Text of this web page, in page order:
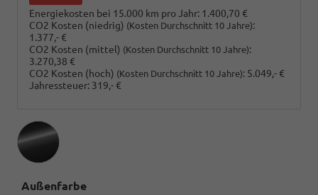
Energiekosten bei 15.000 km pro Jahr: 1.400,70 €
CO2 Kosten (niedrig) (Kosten Durchschnitt 10 Jahre):
1.377,- €
CO2 Kosten (mittel) (Kosten Durchschnitt 10 Jahre):
3.270,38 €
CO2 Kosten (hoch) (Kosten Durchschnitt 10 Jahre): 5.049,- €
Jahressteuer: 319,- €
Außenfarbe